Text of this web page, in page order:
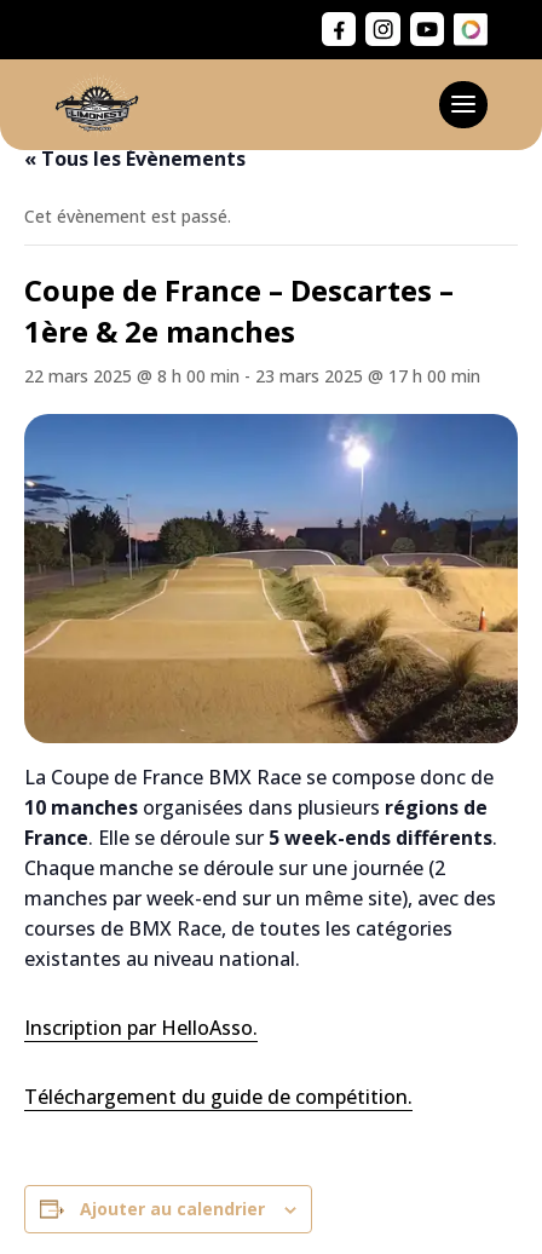
« Tous les Évènements
Cet évènement est passé.
Coupe de France – Descartes –
1ère & 2e manches
22 mars 2025 @ 8 h 00 min - 23 mars 2025 @ 17 h 00 min
La Coupe de France BMX Race se compose donc de
10 manches organisées dans plusieurs régions de
France. Elle se déroule sur 5 week-ends différents.
Chaque manche se déroule sur une journée (2
manches par week-end sur un même site), avec des
courses de BMX Race, de toutes les catégories
existantes au niveau national.
Inscription par HelloAsso.
Téléchargement du guide de compétition.
Ajouter au calendrier